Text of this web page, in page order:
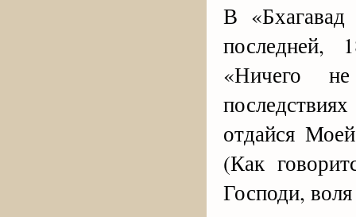
В
последней,
«Ничего
отдайся
(Как
Господи,